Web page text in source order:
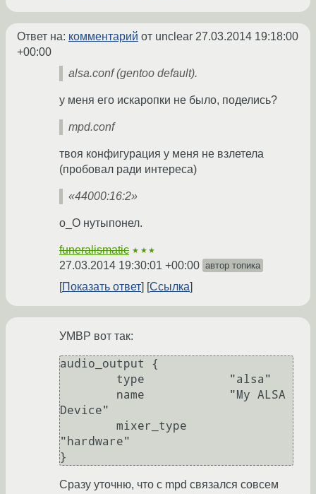
Ответ на: комментарий от unclear 27.03.2014 19:18:00
+00:00
alsa.conf (gentoo default).
у меня его искаропки не было, поделись?
mpd.conf
твоя конфигурация у меня не взлетела
(пробовал ради интереса)
«44000:16:2»
о_О нутыпонел.
funeralismatic ★★★
27.03.2014 19:30:01 +00:00 автор топика
Показать ответ Ссылка
УМВР вот так:
audio_output {
Device"
"hardware"
Сразу уточню, что с mpd связался совсем